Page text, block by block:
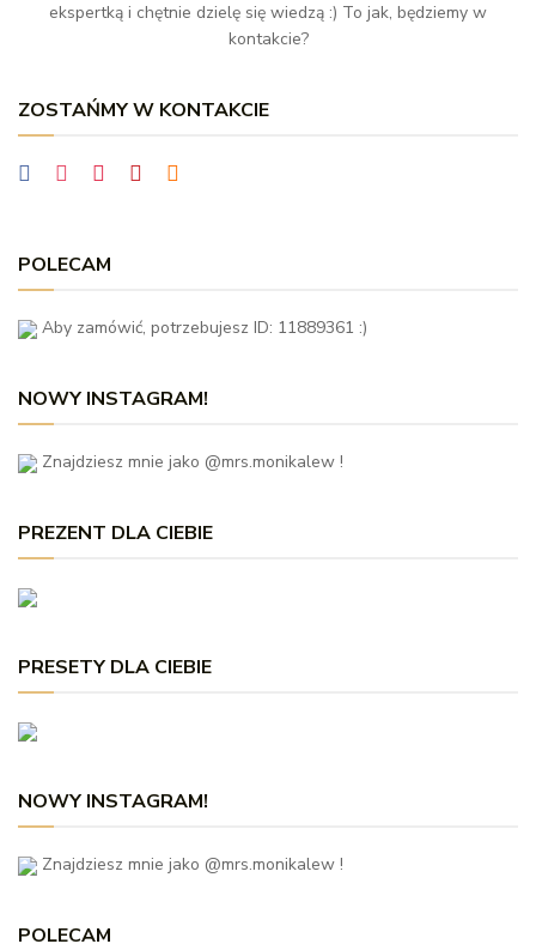
ekspertką i chętnie dzielę się wiedzą :) To jak, będziemy w
kontakcie?
ZOSTAŃMY W KONTAKCIE
POLECAM
Aby zamówić, potrzebujesz ID: 11889361 :)
NOWY INSTAGRAM!
Znajdziesz mnie jako @mrs.monikalew !
PREZENT DLA CIEBIE
PRESETY DLA CIEBIE
NOWY INSTAGRAM!
Znajdziesz mnie jako @mrs.monikalew !
POLECAM